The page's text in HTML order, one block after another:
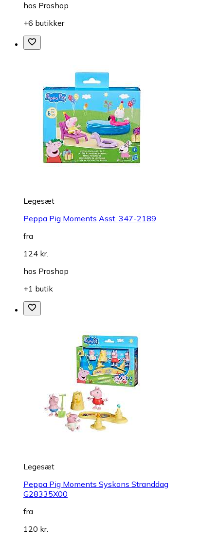
hos Proshop
+6 butikker
Legesæt
Peppa Pig Moments Asst. 347-2189
fra
124 kr.
hos Proshop
+1 butik
Legesæt
Peppa Pig Moments Syskons Stranddag
G28335X00
fra
120 kr.